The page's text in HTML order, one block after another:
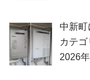
中新町
カテゴ
2026